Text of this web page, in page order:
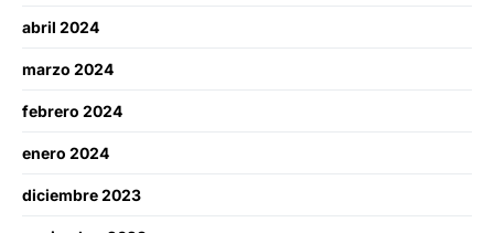
abril 2024
marzo 2024
febrero 2024
enero 2024
diciembre 2023